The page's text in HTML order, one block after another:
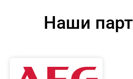
Наши